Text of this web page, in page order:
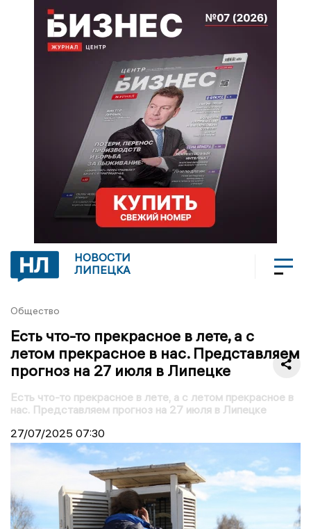
НОВОСТИ
ЛИПЕЦКА
Общество
Есть что-то прекрасное в лете, а с
летом прекрасное в нас. Представляем
прогноз на 27 июля в Липецке
Есть что-то прекрасное в лете, а с летом прекрасное в
нас. Представляем прогноз на 27 июля в Липецке
27/07/2025 07:30